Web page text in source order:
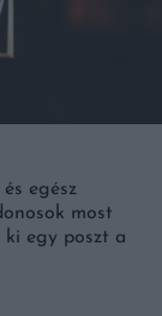
egész
most
ki egy poszt a